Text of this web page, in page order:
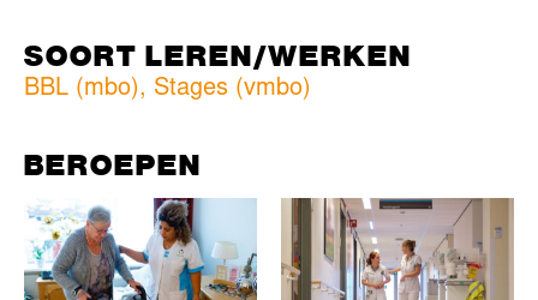
SOORT LEREN/WERKEN
BBL (mbo), Stages (vmbo)
BEROEPEN